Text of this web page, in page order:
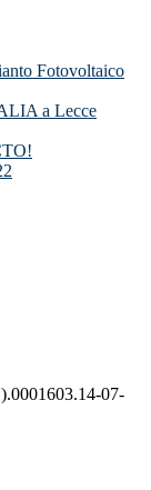
Fotovoltaico
a Lecce
07-